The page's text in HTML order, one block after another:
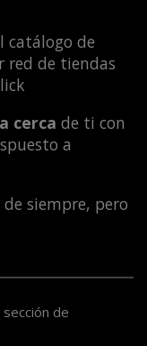
catálogo de
red de tiendas
cerca de ti con
a
de siempre, pero
de